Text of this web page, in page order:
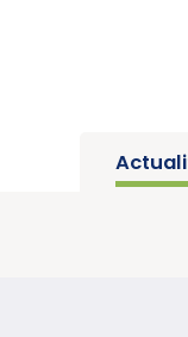
Parution du